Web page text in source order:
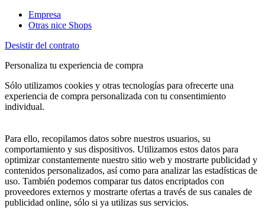
Empresa
Otras nice Shops
Desistir del contrato
Personaliza tu experiencia de compra
Sólo utilizamos cookies y otras tecnologías para ofrecerte una
experiencia de compra personalizada con tu consentimiento
individual.
Para ello, recopilamos datos sobre nuestros usuarios, su
comportamiento y sus dispositivos. Utilizamos estos datos para
optimizar constantemente nuestro sitio web y mostrarte publicidad y
contenidos personalizados, así como para analizar las estadísticas de
uso. También podemos comparar tus datos encriptados con
proveedores externos y mostrarte ofertas a través de sus canales de
publicidad online, sólo si ya utilizas sus servicios.